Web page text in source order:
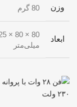
وزن 80 گرم
ابعاد
80 × 25
میلی‌متر